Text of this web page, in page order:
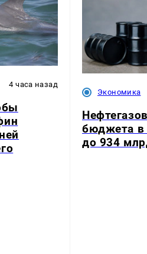
4 часа назад
Экономика
бюджета в
до 934